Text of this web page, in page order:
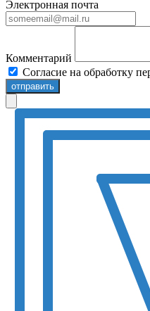
Электронная почта
Комментарий
Согласие на обработку
отправить